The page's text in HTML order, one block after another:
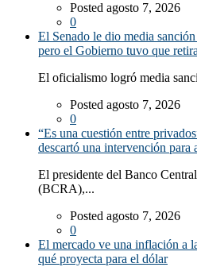
Posted agosto 7, 2026
0
El Senado le dio media
pero el Gobierno tuvo que
El oficialismo logró media
Posted agosto 7, 2026
0
“Es una cuestión entre
descartó una intervención para
El presidente del Banco
(BCRA),...
Posted agosto 7, 2026
0
El mercado ve una inflación a
qué proyecta para el dólar